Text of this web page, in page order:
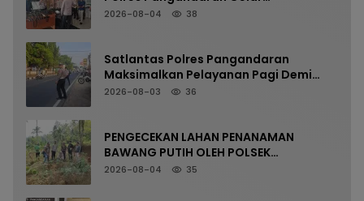
Pemeriksaan Senpi Berkala
2026-08-04 38
Satlantas Polres Pangandaran
Maksimalkan Pelayanan Pagi Demi
Kelancaran Arus Kendaraan
2026-08-03 36
PENGECEKAN LAHAN PENANAMAN
BAWANG PUTIH OLEH POLSEK
LANGKAPLANCAR DUKUNG PROGRAM
2026-08-04 35